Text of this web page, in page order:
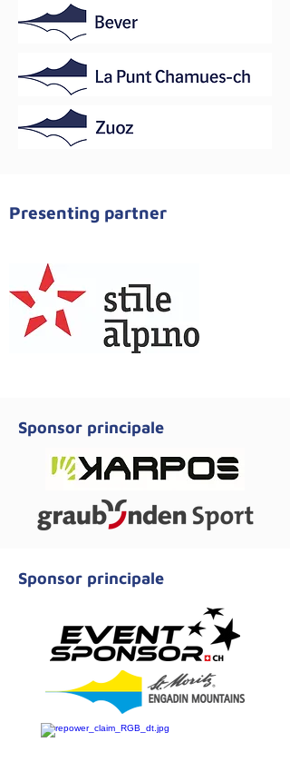
Presenting partner
Sponsor principale
Sponsor principale